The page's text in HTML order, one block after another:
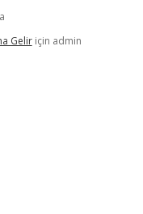
Geliriçin admin